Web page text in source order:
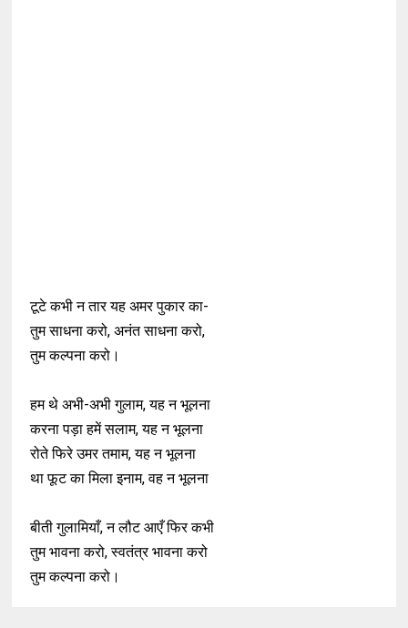
टूटे कभी न तार यह अमर पुकार का-
तुम साधना करो, अनंत साधना करो,
तुम कल्पना करो।
हम थे अभी-अभी गुलाम, यह न भूलना
करना पड़ा हमें सलाम, यह न भूलना
रोते फिरे उमर तमाम, यह न भूलना
था फूट का मिला इनाम, वह न भूलना
बीती गुलामियाँ, न लौट आएँ फिर कभी
तुम भावना करो, स्वतंत्र भावना करो
तुम कल्पना करो।